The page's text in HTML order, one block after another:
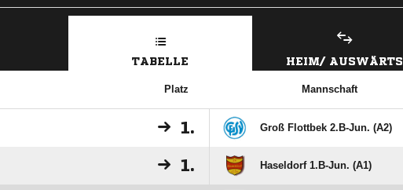
TABELLE HEIM/ AUSWÄRTS
Platz Mannschaft
1. Groß Flottbek 2.B-Jun. (A2)
1. Haseldorf 1.B-Jun. (A1)